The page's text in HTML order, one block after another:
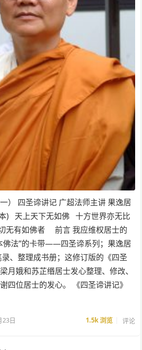
） 四圣谛讲记 广超法师主讲 果逸居
) 天上天下无如佛 十方世界亦无比
无有如佛者 前言 我应维权居士的
佛法”的卡带——四圣谛系列；果逸居
、整理成书册；这修订版的《四圣
月娥和苏芷缗居士发心整理、修改、
四位居士的发心。 《四圣谛讲记》
23日 1.5k浏览 评论